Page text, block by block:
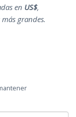
en US$,
grandes.